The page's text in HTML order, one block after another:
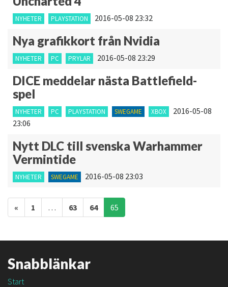
NYHETER PLAYSTATION 2016-05-08 23:32
Nya grafikkort från Nvidia
NYHETER PC PRYLAR 2016-05-08 23:29
DICE meddelar nästa Battlefield-
spel
NYHETER PC PLAYSTATION SWEGAME XBOX
2016-05-08
23:06
Nytt DLC till svenska Warhammer
Vermintide
NYHETER SWEGAME 2016-05-08 23:03
Inläggsnavigering
« 1 … 63 64 65
Snabblänkar
Start